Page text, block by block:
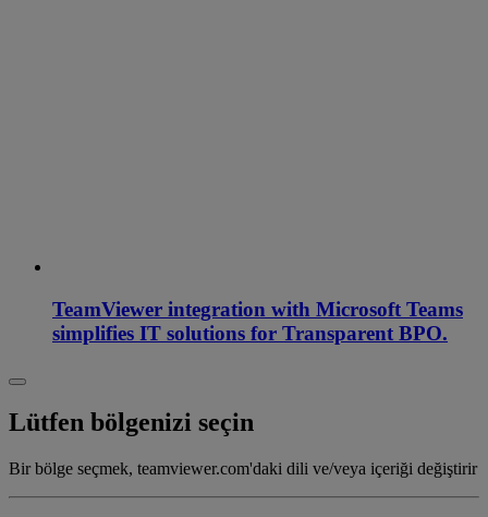
TeamViewer integration with Microsoft Teams
simplifies IT solutions for Transparent BPO.
Lütfen bölgenizi seçin
Bir bölge seçmek, teamviewer.com'daki dili ve/veya içeriği değiştirir